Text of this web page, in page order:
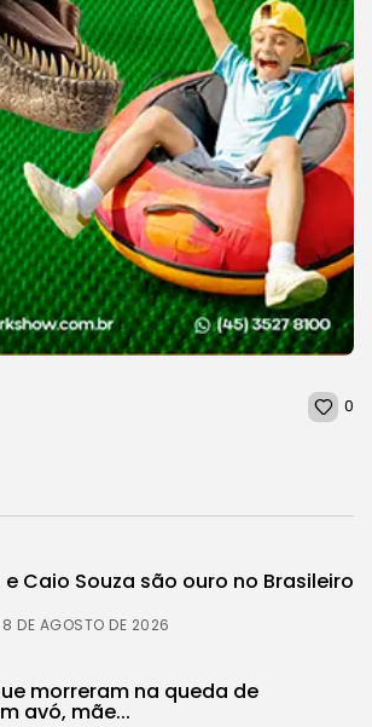
0
e Caio Souza são ouro no Brasileiro
8 DE AGOSTO DE 2026
morreram na queda de
avó, mãe...